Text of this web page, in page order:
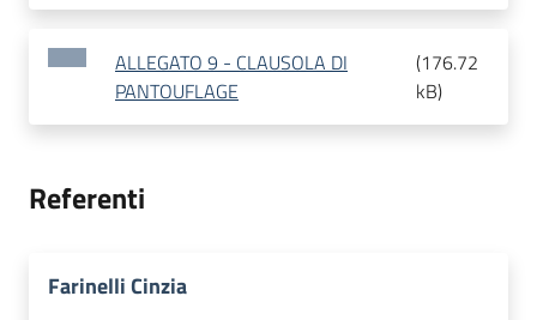
ALLEGATO 9 - CLAUSOLA DI
PANTOUFLAGE
(176.72
kB)
Referenti
Farinelli Cinzia